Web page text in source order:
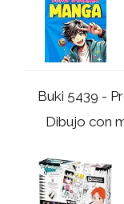
Buki 5439 -
Dibujo con